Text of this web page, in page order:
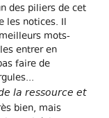
des piliers de cet
les notices. Il
mots-
entrer en
faire de
la ressource et
bien, mais